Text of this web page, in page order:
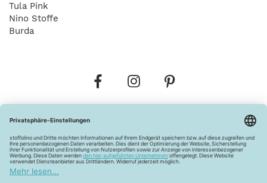
Tula Pink
Nino Stoffe
Burda
Widerrufsbelehrung Vertrag widerrufen
Barrierefreiheitserklärung